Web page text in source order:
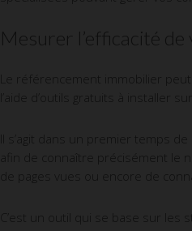
Mesurer l’efficacité
Le référencement immobilier
l’aide d’outils gratuits à installer
Il s’agit dans un premier temps
afin de connaître précisément le
de pages vues ou encore de
C’est un outil qui se base sur les